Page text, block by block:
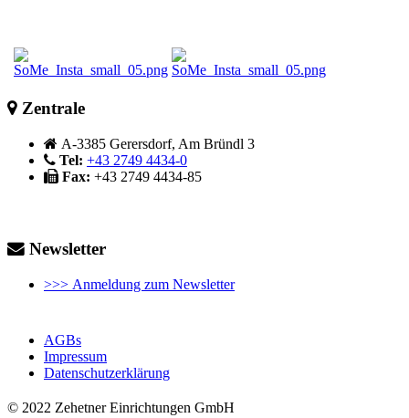
Zentrale
A-3385 Gerersdorf, Am Bründl 3
Tel: +43 2749 4434-0
Fax: +43 2749 4434-85
Newsletter
>>> Anmeldung zum Newsletter
AGBs
Impressum
Datenschutzerklärung
© 2022 Zehetner Einrichtungen GmbH